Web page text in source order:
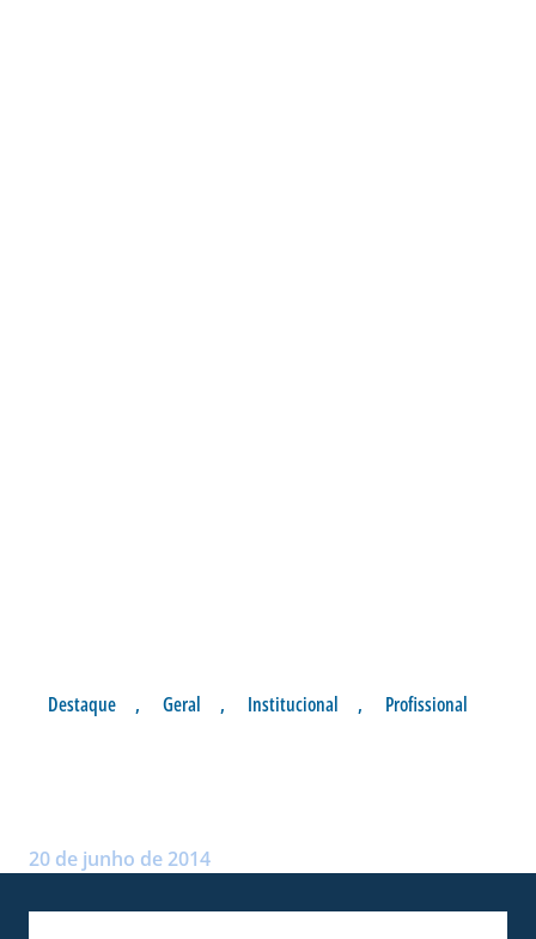
Destaque , Geral , Institucional , Profissional
20 de junho de 2014